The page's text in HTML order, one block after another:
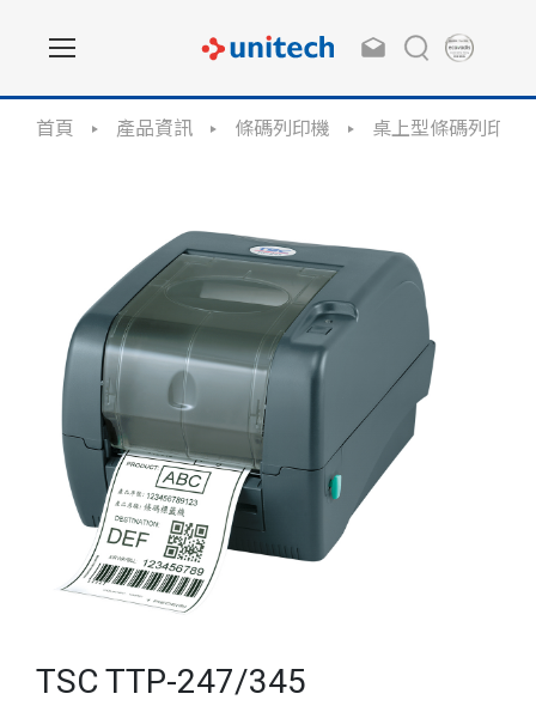
首頁 產品資訊 條碼列印機 桌上型條碼列印機
TSC TTP-247/345